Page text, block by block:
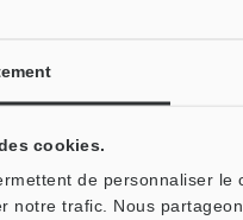
cookies.
de personnaliser
notre trafic. Nous
LS-9000
application »